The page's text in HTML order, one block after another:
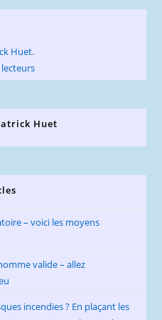
Huet.
lecteurs
Huet
– voici les moyens
valide – allez
incendies ? En plaçant les